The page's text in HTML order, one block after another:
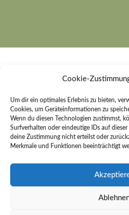
Cookie-
Um dir ein optimales Erlebnis zu bieten,
Cookies, um Geräteinformationen zu
Wenn du diesen Technologien zustimmst,
Surfverhalten oder eindeutige IDs auf
deine Zustimmung nicht erteilst oder
Merkmale und Funktionen beeinträchtigt
Rechter Bestattungen e.
An der Sonnenleite 26
91484 Sugenheim
Telefon:09165 254
info@rechter-